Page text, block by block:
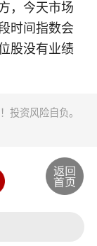
，今天市场
时间指数会
股没有业绩
投资风险自负。